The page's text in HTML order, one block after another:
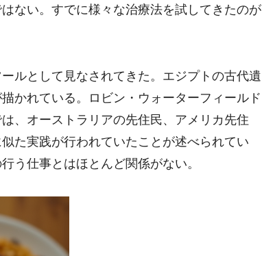
ない。すでに様々な治療法を試してきたのが
ルとして見なされてきた。エジプトの古代遺
かれている。ロビン・ウォーターフィールド
、オーストラリアの先住民、アメリカ先住
た実践が行われていたことが述べられてい
う仕事とはほとんど関係がない。